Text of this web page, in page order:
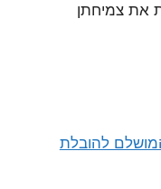
את צמיחתן
להובלת